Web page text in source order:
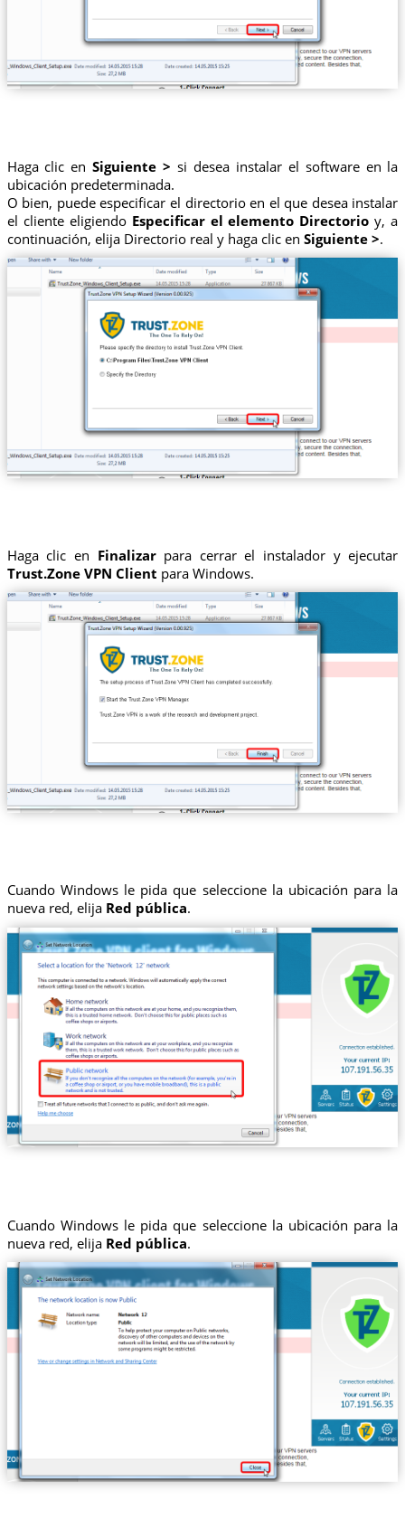
Haga clic enSiguiente > si desea instalar el software en la
ubicación predeterminada.
O bien, puede especificar el directorio en el que desea instalar
el cliente eligiendo Especificar el elemento Directorio y, a
continuación, elija Directorio real y haga clic en Siguiente >.
Haga clic en Finalizarpara cerrar el instalador y ejecutar
Trust.Zone VPN Client para Windows.
Cuando Windows le pida que seleccione la ubicación para la
nueva red, elija Red pública.
Cuando Windows le pida que seleccione la ubicación para la
nueva red, elija Red pública.